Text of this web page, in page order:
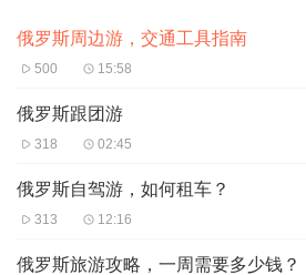
俄罗斯周边游，交通工具指南
500 15:58
俄罗斯跟团游
318 02:45
俄罗斯自驾游，如何租车？
313 12:16
俄罗斯旅游攻略，一周需要多少钱？